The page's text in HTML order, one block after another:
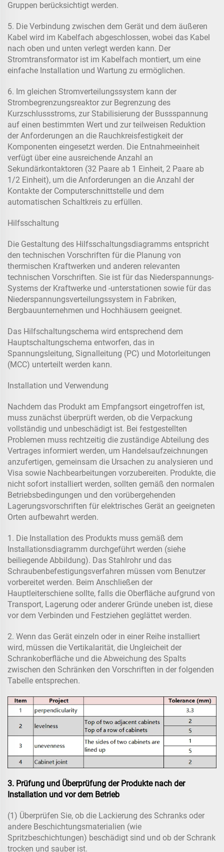
Gruppen berücksichtigt werden.
5. Die Verbindung zwischen dem Gerät und dem äußeren
Kabel wird im Kabelfach abgeschlossen, wobei das Kabel
nach oben und unten verlegt werden kann. Der
Stromtransformator ist im Kabelfach montiert, um eine
einfache Installation und Wartung zu ermöglichen.
6. Im gleichen Stromverteilungssystem kann der
Strombegrenzungsreaktor zur Begrenzung des
Kurzschlussstroms, zur Stabilisierung der Bussspannung
auf einen bestimmten Wert und zur teilweisen Reduktion
der Anforderungen an die Rauchkreisfestigkeit der
Komponenten eingesetzt werden. Die Entnahmeeinheit
verfügt über eine ausreichende Anzahl an
Sekundärkontaktoren (32 Paare ab 1 Einheit, 2 Paare ab
1/2 Einheit), um die Anforderungen an die Anzahl der
Kontakte der Computerschnittstelle und dem
automatischen Schaltkreis zu erfüllen.
Hilfsschaltung
Die Gestaltung des Hilfsschaltungsdiagramms entspricht
den technischen Vorschriften für die Planung von
thermischen Kraftwerken und anderen relevanten
technischen Vorschriften. Sie ist für das Niederspannungs-
Systems der Kraftwerke und -unterstationen sowie für das
Niederspannungsverteilungssystem in Fabriken,
Bergbauunternehmen und Hochhäusern geeignet.
Das Hilfschaltungschema wird entsprechend dem
Hauptschaltungschema entworfen, das in
Spannungsleitung, Signalleitung (PC) und Motorleitungen
(MCC) unterteilt werden kann.
Installation und Verwendung
Nachdem das Produkt am Empfangsort eingetroffen ist,
muss zunächst überprüft werden, ob die Verpackung
vollständig und unbeschädigt ist. Bei festgestellten
Problemen muss rechtzeitig die zuständige Abteilung des
Vertrages informiert werden, um Handelsaufzeichnungen
anzufertigen, gemeinsam die Ursachen zu analysieren und
Visa sowie Nachbearbeitungen vorzubereiten. Produkte, die
nicht sofort installiert werden, sollten gemäß den normalen
Betriebsbedingungen und den vorübergehenden
Lagerungsvorschriften für elektrisches Gerät an geeigneten
Orten aufbewahrt werden.
1. Die Installation des Produkts muss gemäß dem
Installationsdiagramm durchgeführt werden (siehe
beiliegende Abbildung). Das Stahlrohr und das
Schraubenbefestigungsverfahren müssen vom Benutzer
vorbereitet werden. Beim Anschließen der
Hauptleiterschiene sollte, falls die Oberfläche aufgrund von
Transport, Lagerung oder anderer Gründe uneben ist, diese
vor dem Verbinden und Festziehen geglättet werden.
2. Wenn das Gerät einzeln oder in einer Reihe installiert
wird, müssen die Vertikalarität, die Ungleicheit der
Schrankoberfläche und die Abweichung des Spalts
zwischen den Schränken den Vorschriften in der folgenden
Tabelle entsprechen.
3. Prüfung und Überprüfung der Produkte nach der
Installation und vor dem Betrieb
(1) Überprüfen Sie, ob die Lackierung des Schranks oder
andere Beschichtungsmaterialien (wie
Spritzbeschichtungen) beschädigt sind und ob der Schrank
trocken und sauber ist.